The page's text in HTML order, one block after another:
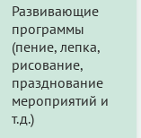
Развивающие
программы
(пение, лепка,
рисование,
празднование
мероприятий и
т.д.)